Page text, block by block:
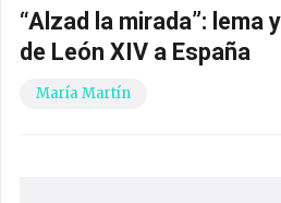
“Alzad la mirada”: lema
de León XIV a España
María Martín